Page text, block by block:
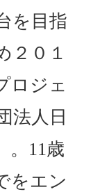
を目指
２０１
ロジェ
法人日
。11歳
をエン